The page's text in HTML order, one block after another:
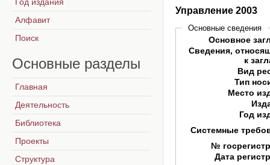
Управление 2003
Основные сведения
Основное
Сведения,
к
Вид
Тип
Место
Год
Системные
№
Дата
Год издания
Алфавит
Поиск
Основные разделы
Главная
Деятельность
Библиотека
Проекты
Структура